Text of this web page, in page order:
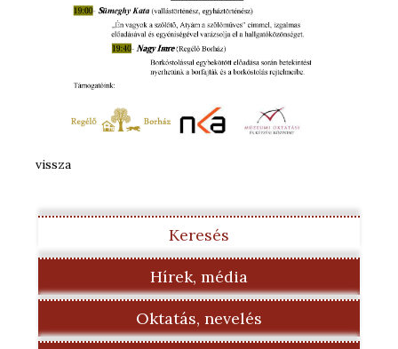
vissza
Keresés
Hírek, média
Oktatás, nevelés